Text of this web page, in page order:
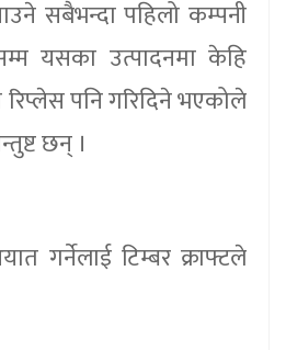
सबैभन्दा पहिलो कम्पनी
यसका उत्पादनमा केहि
पनि गरिदिने भएकोले
छन् ।
गर्नेलाई टिम्बर क्राफ्टले